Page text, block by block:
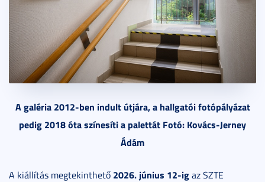
A galéria 2012-ben indult útjára, a hallgatói fotópályázat
pedig 2018 óta színesíti a palettát Fotó: Kovács-Jerney
Ádám
A kiállítás megtekinthető 2026. június 12-igaz SZTE